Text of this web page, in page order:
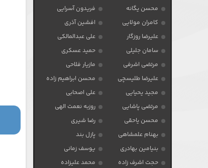
محسن یگانه
فریدون آسرایی
کامران مولایی
افشین آذری
علیرضا روزگار
علی عبدالمالکی
سامان جلیلی
حمید عسکری
مرتضی اشرفی
مازیار فلاحی
علیرضا طلیسچی
محسن ابراهیم زاده
مجید یحیایی
علی اصحابی
مرتضی پاشایی
روزبه نعمت الهی
محسن یاحقی
رضا شیری
بهنام علمشاهی
پازل بند
بنیامین بهادری
یوسف زمانی
حجت اشرف زاده
محمد علیزاده